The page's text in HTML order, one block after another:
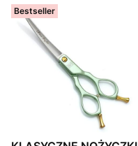
Bestseller